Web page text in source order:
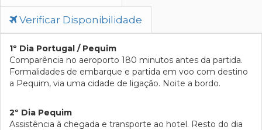
Verificar Disponibilidade
1º Dia Portugal / Pequim
Comparência no aeroporto 180 minutos antes da partida.
Formalidades de embarque e partida em voo com destino
a Pequim, via uma cidade de ligação. Noite a bordo.
2º Dia Pequim
Assistência à chegada e transporte ao hotel. Resto do dia